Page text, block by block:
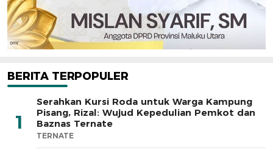
BERITA TERPOPULER
1
Serahkan Kursi Roda untuk Warga Kampung
Pisang, Rizal: Wujud Kepedulian Pemkot dan
Baznas Ternate
TERNATE